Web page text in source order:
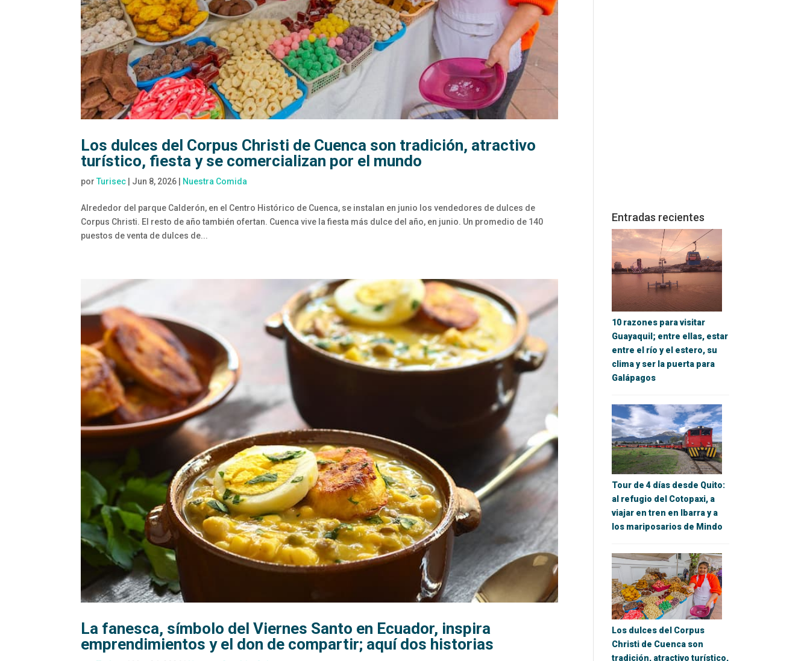
Los dulces del Corpus Christi de Cuenca son tradición, atractivo
turístico, fiesta y se comercializan por el mundo
porTurisec Jun 8, 2026 Nuestra Comida
Alrededor del parque Calderón, en el Centro Histórico de Cuenca, se instalan en junio los vendedores de dulces de
Corpus Christi. El resto de año también ofertan. Cuenca vive la fiesta más dulce del año, en junio. Un promedio de 140
puestos de venta de dulces de...
La fanesca, símbolo del Viernes Santo en Ecuador, inspira
emprendimientos y el don de compartir; aquí dos historias
Entradas recientes
10 razones para visitar
Guayaquil; entre ellas, estar
entre el río y el estero, su
clima y ser la puerta para
Galápagos
Tour de 4 días desde Quito:
al refugio del Cotopaxi, a
viajar en tren en Ibarra y a
los mariposarios de Mindo
Los dulces del Corpus
Christi de Cuenca son
tradición, atractivo turístico,